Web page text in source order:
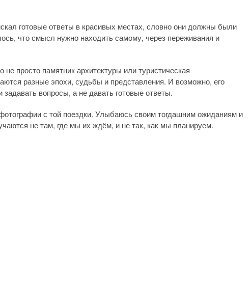
готовые ответы в красивых местах, словно они должны были
что смысл нужно находить самому, через переживания и
просто памятник архитектуры или туристическая
разные эпохи, судьбы и представления. И возможно, его
вопросы, а не давать готовые ответы.
с той поездки. Улыбаюсь своим тогдашним ожиданиям и
не там, где мы их ждём, и не так, как мы планируем.